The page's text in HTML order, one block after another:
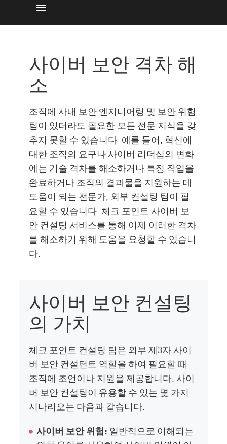
작동 원리
다양한 유형
체크 포인트 보안 컨설팅
사이버 보안 격차 해
소
조직에 사내 보안 엔지니어링 및 보안 위험
팀이 있더라도 필요한 모든 전문 지식을 갖
추지 못할 수 있습니다. 예를 들어, 혁신에
대한 조직의 요구나 사이버 리더십의 변화
에는 기술 격차를 해소하거나 특정 작업을
완료하거나 조직의 결과물을 지원하는 데
도움이 되는 전문가, 외부 컨설팅 팀이 필
요할 수 있습니다. 체크 포인트 사이버 보
안 컨설팅 서비스를 통해 이제 이러한 격차
를 해소하기 위해 도움을 요청할 수 있습니
다.
사이버 보안 컨설팅
의 가치
체크 포인트 컨설팅 팀은 외부 제3자 사이
버 보안 컨설턴트 역할을 하여 필요할 때
조직에 조언이나 지원을 제공합니다. 사이
버 보안 컨설팅이 유용할 수 있는 몇 가지
시나리오는 다음과 같습니다.
사이버 보안 위험: 일반적으로 이해되는